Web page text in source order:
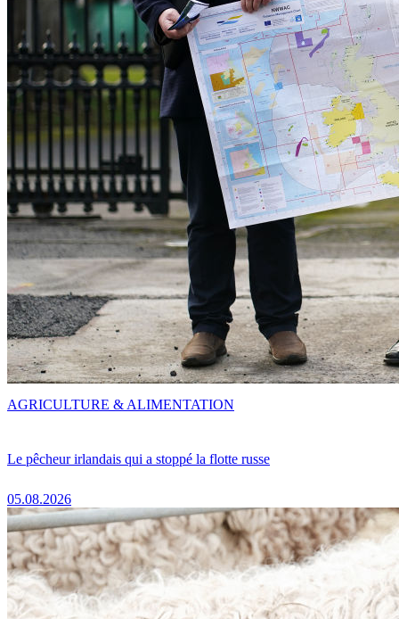
Le pêcheur irlandais qui a stoppé la flotte russe
05.08.2026
AGRICULTURE & ALIMENTATION